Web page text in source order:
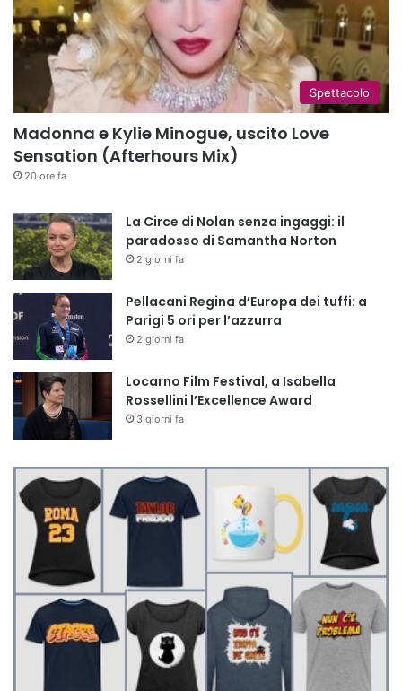
Spettacolo
Madonna e Kylie Minogue, uscito Love
Sensation (Afterhours Mix)
20 ore fa
La Circe di Nolan senza ingaggi: il
paradosso di Samantha Norton
2 giorni fa
Pellacani Regina d’Europa dei tuffi: a
Parigi 5 ori per l’azzurra
2 giorni fa
Locarno Film Festival, a Isabella
Rossellini l’Excellence Award
3 giorni fa